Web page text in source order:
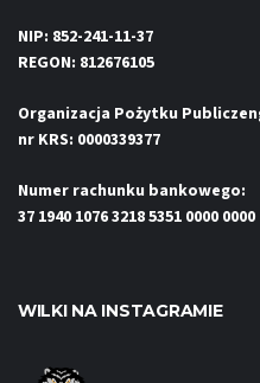
NIP: 852-241-11-37
REGON: 812676105
Organizacja Pożytku
nr KRS: 0000339377
Numer rachunku bankowego:
37 1940 1076 3218 5351 0000 0000
WILKI NA INSTAGRAMIE